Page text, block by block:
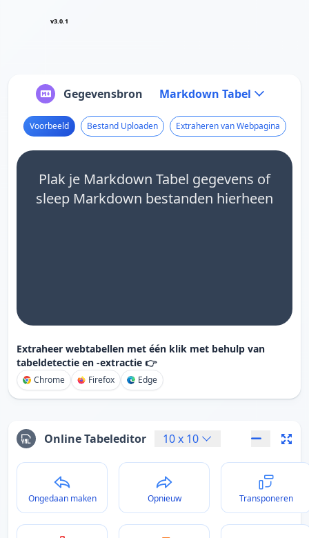
v3.0.1
Gegevensbron Markdown Tabel
Voorbeeld Bestand Uploaden Extraheren van Webpagina
Plak je Markdown Tabel gegevens of
sleep Markdown bestanden hierheen
Extraheer webtabellen met één klik met behulp van
tabeldetectie en -extractie 👉
Chrome Firefox Edge
Online Tabeleditor 10x 10
Ongedaan maken Opnieuw Transponeren